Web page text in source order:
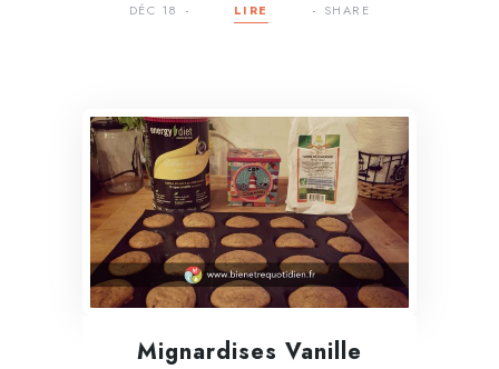
DÉC 18 LIRE SHARE
Mignardises Vanille